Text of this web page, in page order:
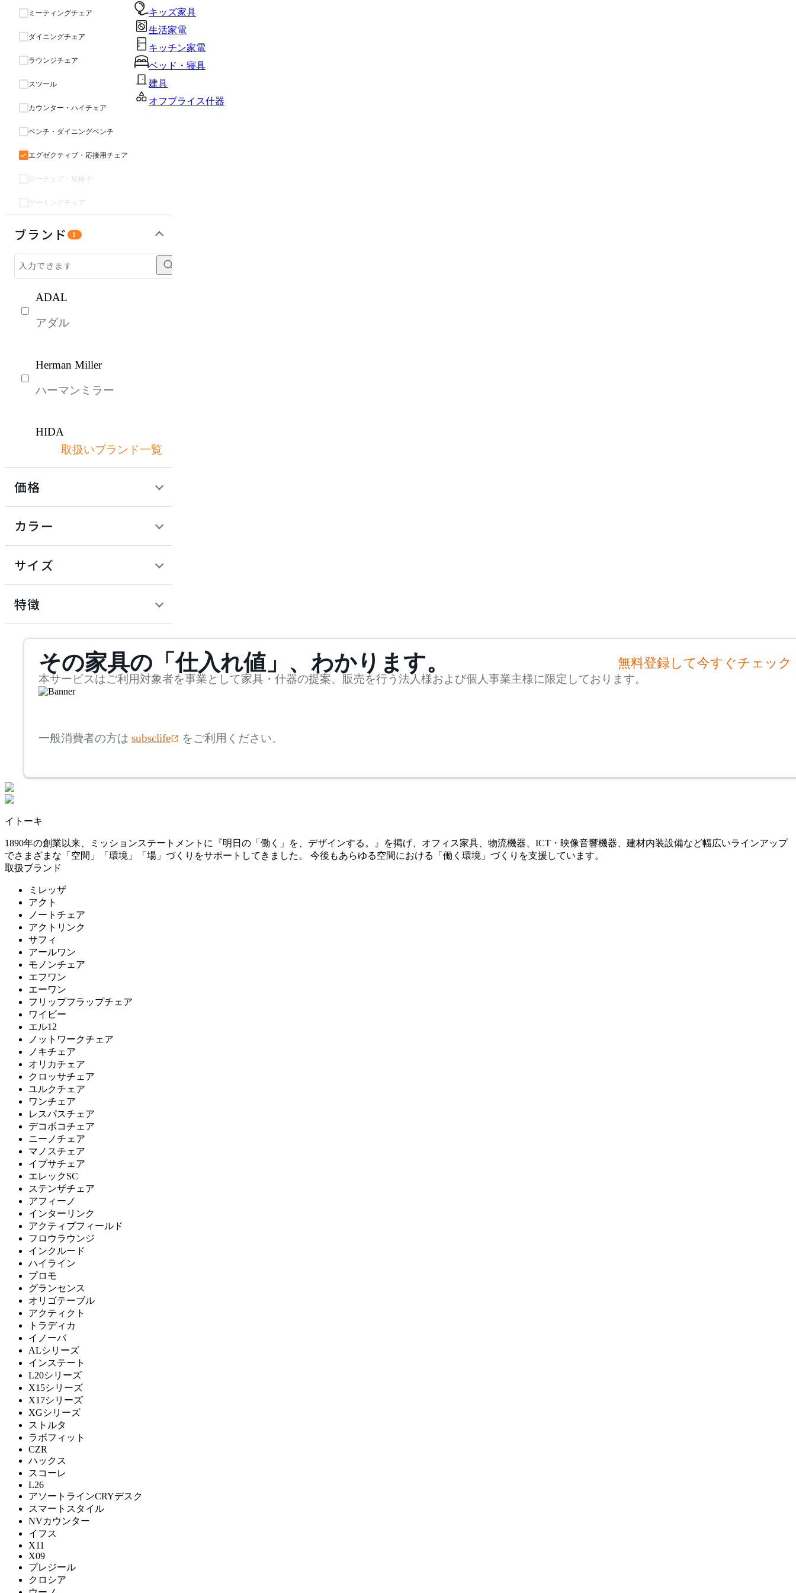
キッズ家具
生活家電
キッチン家電
ベッド・寝具
建具
オフプライス什器
ミーティングチェア
ダイニングチェア
ラウンジチェア
スツール
カウンター・ハイチェア
ベンチ・ダイニングベンチ
エグゼクティブ・応接用チェア
ローチェア・座椅子
ゲーミングチェア
ブランド 1
ADAL
アダル
Herman Miller
ハーマンミラー
HIDA
イトーキ
KOKUYO
ライオン
PLUS
プラス
THONET
トーネット
UCHIDA
ウチダ
Utility
ユーティリティ
Work Plus
ワークプラス
フジ医療器
フジイリョウキ
天童木工
テンドウモッコウ
取扱いブランド一覧
価格
カラー
サイズ
mm
検索
~
~
特徴
その家具の「仕入れ値」、わかります。 無料登録して今すぐチェック
本サービスはご利用対象者を事業として家具・什器の提案、販売を行う法人様および個人事業主様に限定しております。
一般消費者の方は subsclife をご利用ください。
イトーキ
1890年の創業以来、ミッションステートメントに『明日の「働く」を、デザインする。』を掲げ、オフィス家具、物流機器、ICT・映像音響機器、建材内装設備など幅広いラインアップ
でさまざまな「空間」「環境」「場」づくりをサポートしてきました。 今後もあらゆる空間における「働く環境」づくりを支援しています。
取扱ブランド
ミレッザ
アクト
ノートチェア
アクトリンク
サフィ
アールワン
モノンチェア
エフワン
エーワン
フリップフラップチェア
ワイビー
エル12
ノットワークチェア
ノキチェア
オリカチェア
クロッサチェア
ユルクチェア
ワンチェア
レスパスチェア
デコボコチェア
ニーノチェア
マノスチェア
イプサチェア
エレックSC
ステンザチェア
アフィーノ
インターリンク
アクティブフィールド
フロウラウンジ
インクルード
ハイライン
プロモ
グランセンス
オリゴテーブル
アクティクト
トラディカ
イノーバ
ALシリーズ
インステート
L20シリーズ
X15シリーズ
X17シリーズ
XGシリーズ
ストルタ
ラボフィット
CZR
ハックス
スコーレ
L26
アソートラインCRYデスク
スマートスタイル
NVカウンター
イフス
X11
X09
プレジール
クロシア